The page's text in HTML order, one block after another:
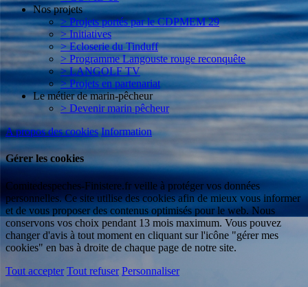
Nos projets
> Projets portés par le CDPMEM 29
> Initiatives
> Ecloserie du Tinduff
> Programme Langouste rouge reconquête
> LANGOLF TV
> Projets en partenariat
Le métier de marin-pêcheur
> Devenir marin pêcheur
A propos des cookies Information
Gérer les cookies
Comitedespeches-Finistere.fr veille à protéger vos données
personnelles. Ce site utilise des cookies afin de mieux vous informer
et de vous proposer des contenus optimisés pour le web. Nous
conservons vos choix pendant 13 mois maximum. Vous pouvez
changer d'avis à tout moment en cliquant sur l'icône "gérer mes
cookies" en bas à droite de chaque page de notre site.
Tout accepter Tout refuser Personnaliser